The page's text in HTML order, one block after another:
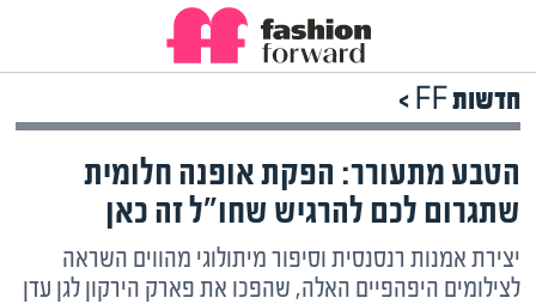
חדשות FF >
הטבע מתעורר: הפקת אופנה חלומית
שתגרום לכם להרגיש שחו"ל זה כאן
יצירת אמנות רנסנסית וסיפור מיתולוגי מהווים השראה
לצילומים היפהפיים האלה, שהפכו את פארק הירקון לגן עדן